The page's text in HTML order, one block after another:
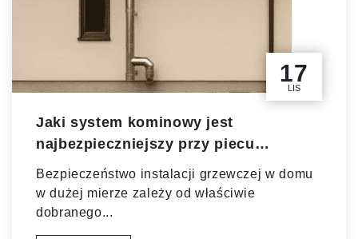
17
LIS
Jaki system kominowy jest
najbezpieczniejszy przy piecu
gazowym?
Bezpieczeństwo instalacji grzewczej w domu
w dużej mierze zależy od właściwie
dobranego...